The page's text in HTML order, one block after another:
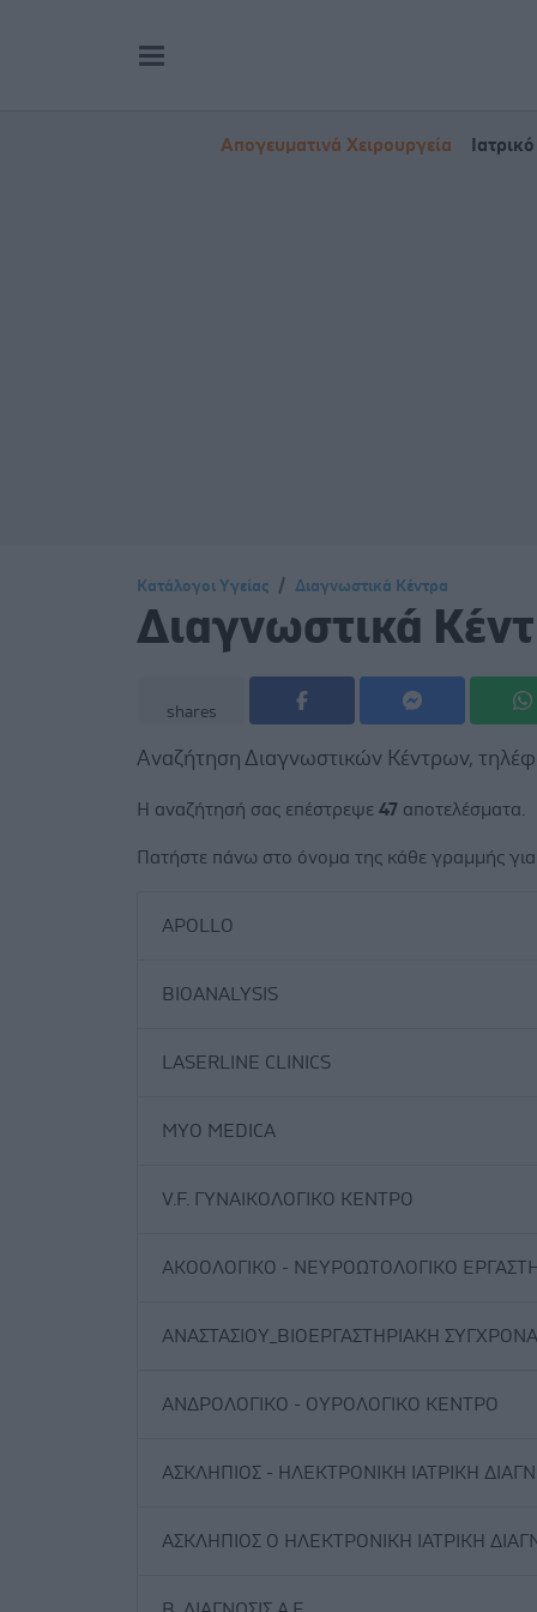
Απογευματινά Χειρουργεία
Κατάλογοι Υγείας Διαγνωστικά Κέντρα
Διαγνωστικά
shares
Αναζήτηση Διαγνωστικών Κέντρων,
Η αναζήτησή σας επέστρεψε 47 αποτελέσματα.
Πατήστε πάνω στο όνομα της κάθε γραμμής για
APOLLO
BIOANALYSIS
LASERLINE CLINICS
MYO MEDICA
V.F. ΓΥΝΑΙΚΟΛΟΓΙΚΟ ΚΕΝΤΡΟ
ΑΚΟΟΛΟΓΙΚΟ - ΝΕΥΡΟΩΤΟΛΟΓΙΚΟ
ΑΝΑΣΤΑΣΙΟΥ_ΒΙΟΕΡΓΑΣΤΗΡΙΑΚΗ
ΑΝΔΡΟΛΟΓΙΚΟ - ΟΥΡΟΛΟΓΙΚΟ ΚΕΝΤΡΟ
ΑΣΚΛΗΠΙΟΣ - ΗΛΕΚΤΡΟΝΙΚΗ ΙΑΤΡΙΚΗ
ΑΣΚΛΗΠΙΟΣ Ο ΗΛΕΚΤΡΟΝΙΚΗ ΙΑΤΡΙΚΗ